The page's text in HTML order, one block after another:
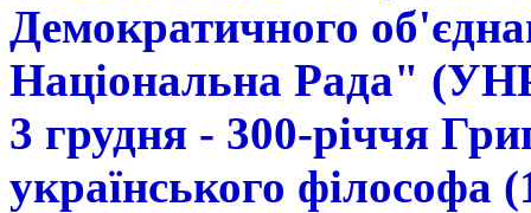
Демократичного
Національна Рада"
3 грудня - 300-річчя
українського філософа